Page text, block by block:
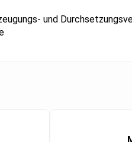
und